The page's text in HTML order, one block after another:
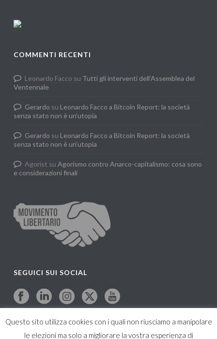
COMMENTI RECENTI
Leonardo Facco su Tutti gli interventi dell’Assemblea del
Ventennale
Gerardo su Leonardo Facco a Bitcoin Report: la società
senza stato non è un’utopia
Gerardo su Leonardo Facco a Bitcoin Report: la società
senza stato non è un’utopia
Agorist suAgorismo contro Anarco-capitalismo: cosa sono
e considerazioni finali
SEGUICI SUI SOCIAL
Questo sito utilizza cookies con i quali non riusciamo a manipolare
le elezioni ma solo a migliorare la vostra esperienza di